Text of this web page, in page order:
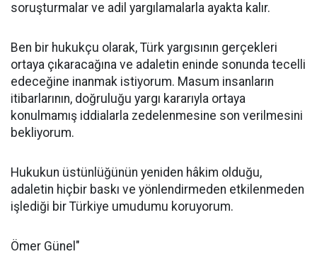
soruşturmalar ve adil yargılamalarla ayakta kalır.
Ben bir hukukçu olarak, Türk yargısının gerçekleri
ortaya çıkaracağına ve adaletin eninde sonunda tecelli
edeceğine inanmak istiyorum. Masum insanların
itibarlarının, doğruluğu yargı kararıyla ortaya
konulmamış iddialarla zedelenmesine son verilmesini
bekliyorum.
Hukukun üstünlüğünün yeniden hâkim olduğu,
adaletin hiçbir baskı ve yönlendirmeden etkilenmeden
işlediği bir Türkiye umudumu koruyorum.
Ömer Günel"